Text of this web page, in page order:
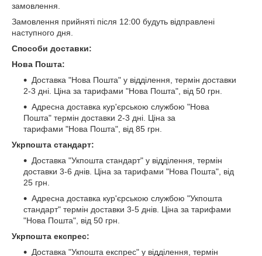
замовлення.
Замовлення прийняті після 12:00 будуть відправлені
наступного дня.
Способи доставки:
Нова Пошта:
Доставка "Нова Пошта" у відділення, термін доставки
2-3 дні. Ціна за тарифами "Нова Пошта", від 50 грн.
Адресна доставка кур'єрською службою "Нова
Пошта" термін доставки 2-3 дні. Ціна за
тарифами "Нова Пошта", від 85 грн.
Укрпошта стандарт:
Доставка "Укпошта стандарт" у відділення, термін
доставки 3-6 днів. Ціна за тарифами "Нова Пошта", від
25 грн.
Адресна доставка кур'єрською службою "Укпошта
стандарт" термін доставки 3-5 днів. Ціна за тарифами
"Нова Пошта", від 50 грн.
Укрпошта експрес:
Доставка "Укпошта експрес" у відділення, термін